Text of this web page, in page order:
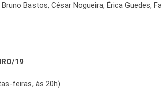
Bastos, César Nogueira, Érica Guedes,
19
feiras, às 20h).